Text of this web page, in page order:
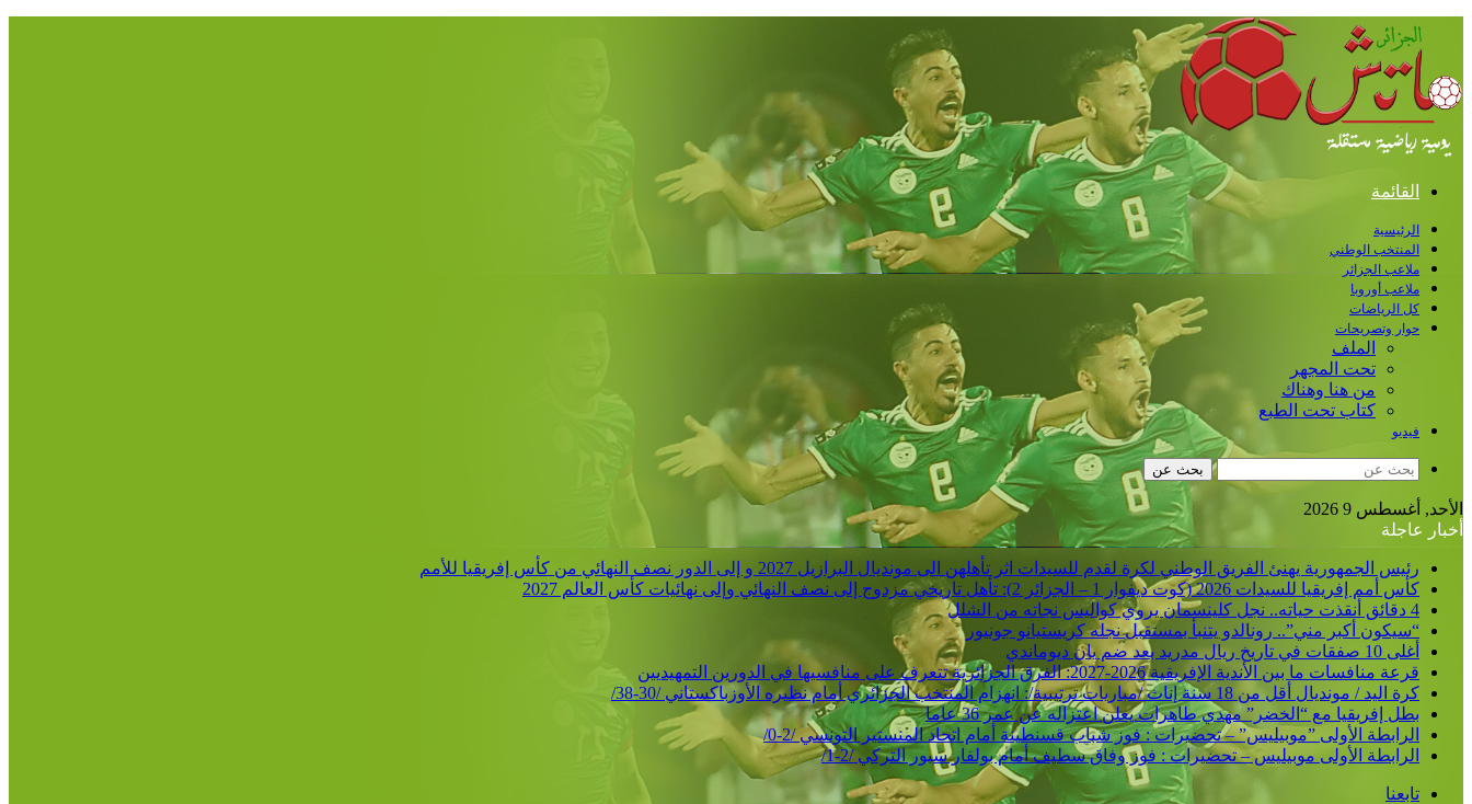
القائمة
الرئيسية
المنتخب الوطني
ملاعب الجزائر
ملاعب أوروبا
كل الرياضات
حوار وتصريحات
الملف
تحت المجهر
من هنا وهناك
كتاب تحت الطبع
فيديو
بحث عن
الأحد, أغسطس 9 2026
أخبار عاجلة
رئيس الجمهورية يهنئ الفريق الوطني لكرة لقدم للسيدات اثر تأهلهن الى مونديال البرازيل 2027 و إلى الدور نصف النهائي من كأس إفريقيا للأمم
كأس أمم إفريقيا للسيدات 2026 (كوت ديفوار 1 – الجزائر 2): تأهل تاريخي مزدوج إلى نصف النهائي وإلى نهائيات كأس العالم 2027
4 دقائق أنقذت حياته.. نجل كلينسمان يروي كواليس نجاته من الشلل
“سيكون أكبر مني”.. رونالدو يتنبأ بمستقبل نجله كريستيانو جونيور
أغلى 10 صفقات في تاريخ ريال مدريد بعد ضم يان ديوماندي
قرعة منافسات ما بين الأندية الإفريقية 2026-2027: الفرق الجزائرية تتعرف على منافسيها في الدورين التمهيديين
كرة اليد / مونديال أقل من 18 سنة إناث /مباريات ترتيبية/: انهزام المنتخب الجزائري أمام نظيره الأوزباكستاني /30-38/
بطل إفريقيا مع “الخضر” مهدي طاهرات يعلن اعتزاله عن عمر 36 عاما
الرابطة الأولى ”موبيليس” – تحضيرات : فوز شباب قسنطينة أمام اتحاد المنستير التونسي /2-0/
الرابطة الأولى موبيليس – تحضيرات : فوز وفاق سطيف أمام بولفار سبور التركي /2-1/
تابعنا